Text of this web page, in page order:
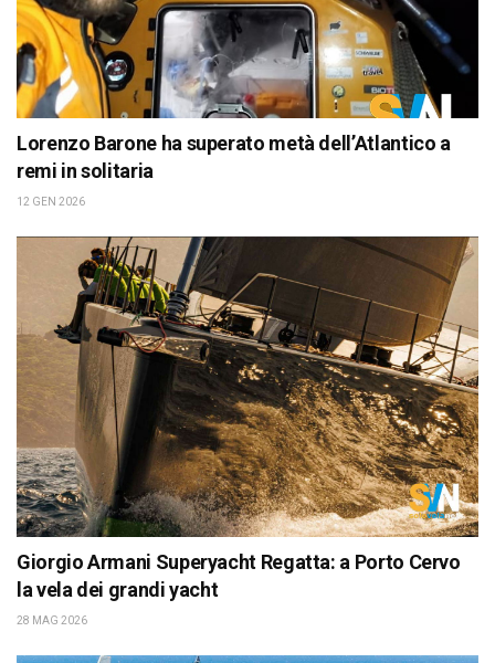
Lorenzo Barone ha superato metà dell’Atlantico a
remi in solitaria
12 GEN 2026
Giorgio Armani Superyacht Regatta: a Porto Cervo
la vela dei grandi yacht
28 MAG 2026